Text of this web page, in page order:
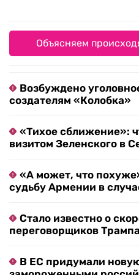
Объясняем
Возбуждено
создателям «Колобка»
«Тихое сближение»:
визитом Зеленского в
«А может, что
судьбу Армении в
Стало известно о
переговорщиков
В ЕС придумали